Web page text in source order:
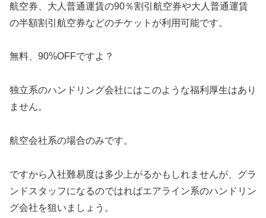
航空券、大人普通運賃の90％割引航空券や大人普通運賃
の半額割引航空券などのチケットが利用可能です。
無料、90%OFFですよ？
独立系のハンドリング会社にはこのような福利厚生はあり
ません。
航空会社系の場合のみです。
ですから入社難易度は多少上がるかもしれませんが、グラ
ンドスタッフになるのではればエアライン系のハンドリン
グ会社を狙いましょう。